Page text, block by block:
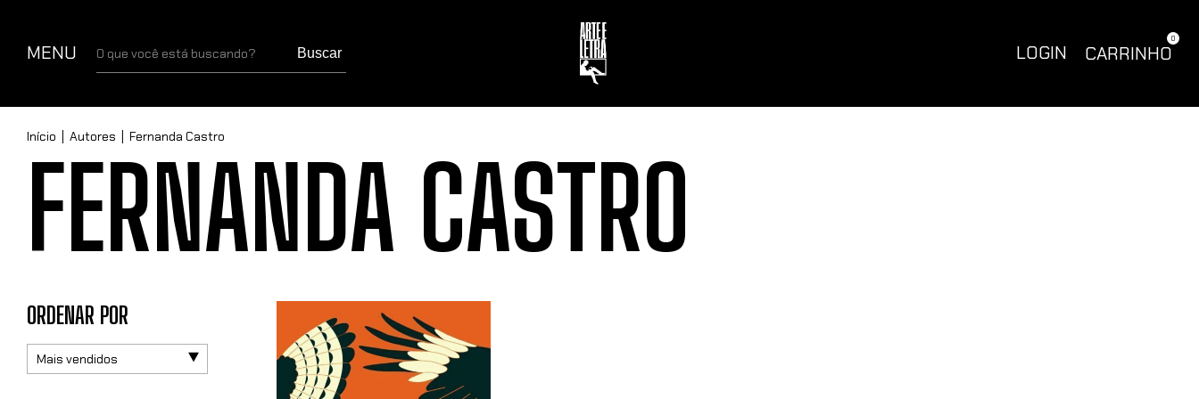
MENU Buscar LOGIN CARRINHO
0
Início Autores Fernanda Castro
FERNANDA CASTRO
ORDENAR POR